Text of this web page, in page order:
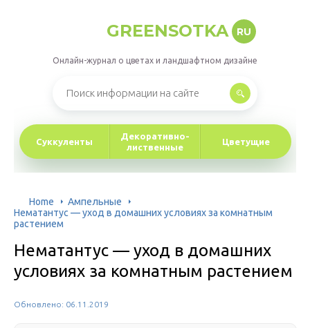
GREENSOTKA RU
Онлайн-журнал о цветах и ландшафтном дизайне
Суккуленты
Декоративно-
лиственные
Цветущие
Home
Ампельные
Нематантус — уход в домашних условиях за комнатным
растением
Нематантус — уход в домашних
условиях за комнатным растением
Обновлено: 06.11.2019